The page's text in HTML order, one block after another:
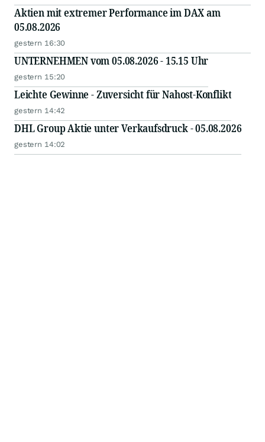
Aktien mit extremer Performance im DAX am
05.08.2026
gestern 16:30
UNTERNEHMEN vom 05.08.2026 - 15.15 Uhr
gestern 15:20
Leichte Gewinne - Zuversicht für Nahost-Konflikt
gestern 14:42
DHL Group Aktie unter Verkaufsdruck - 05.08.2026
gestern 14:02